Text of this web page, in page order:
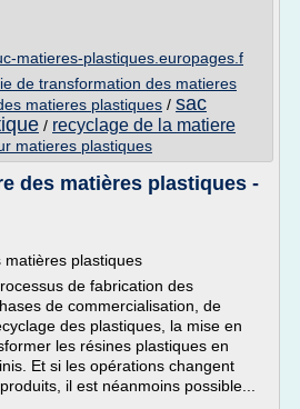
matieres-plastiques.europages.f
de transformation des matieres
matieres plastiques / sac
/ recyclage de la matiere
matieres plastiques
des matières plastiques -
plastiques
de fabrication des
de commercialisation, de
des plastiques, la mise en
les résines plastiques en
Et si les opérations changent
il est néanmoins possible...